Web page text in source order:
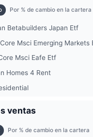
Por % de cambio en la cartera
Betabuilders Japan Etf
Msci Emerging Markets
Msci Eafe Etf
Homes 4 Rent
ventas
Por % de cambio en la cartera